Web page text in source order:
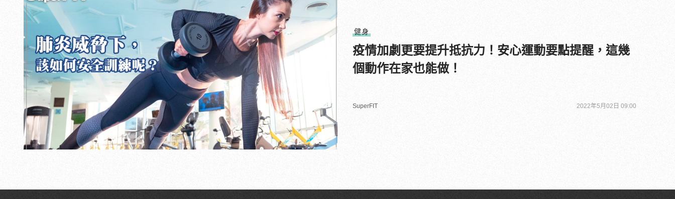
健身
疫情加劇更要提升抵抗力！安心運動要點提醒，這幾
個動作在家也能做！
SuperFIT 2022年5月02日 09:00